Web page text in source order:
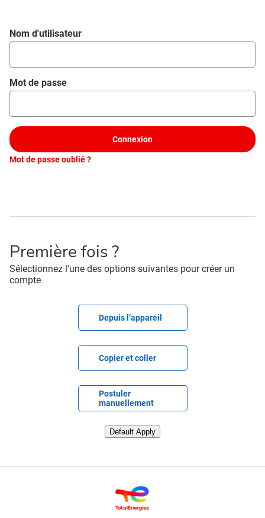
Se connecter
Nom d'utilisateur
Mot de passe
Connexion
Mot de passe oublié ?
Première fois ?
Sélectionnez l'une des options suivantes pour créer un
compte
Depuis l’appareil
Copier et coller
Postuler
manuellement
Télécharger le CV plus tard
Default Apply
Télécharger le CV depuis Linkedin